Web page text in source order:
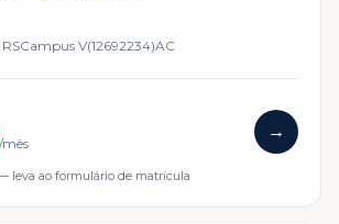
Campus V(12692234)AC
/mês
→
leva ao formulário de matrícula